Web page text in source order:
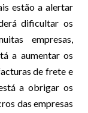
estão a alertar
dificultar os
empresas,
a aumentar os
de frete e
a obrigar os
das empresas